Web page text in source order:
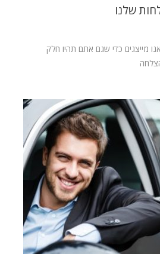
שלנו
מייצגים כדי שגם אתם תהיו חלק